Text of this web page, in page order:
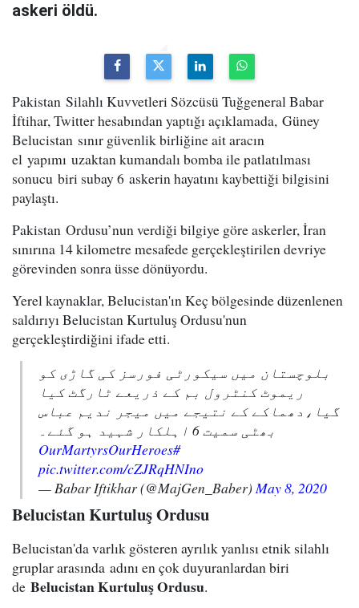
askeri öldü.
Pakistan Silahlı Kuvvetleri Sözcüsü Tuğgeneral Babar
İftihar, Twitter hesabından yaptığı açıklamada, Güney
Belucistan sınır güvenlik birliğine ait aracın
el yapımı uzaktan kumandalı bomba ile patlatılması
sonucu biri subay 6 askerin hayatını kaybettiği bilgisini
paylaştı.
Pakistan Ordusu’nun verdiği bilgiye göre askerler, İran
sınırına 14 kilometre mesafede gerçekleştirilen devriye
görevinden sonra üsse dönüyordu.
Yerel kaynaklar, Belucistan'ın Keç bölgesinde düzenlenen
saldırıyı Belucistan Kurtuluş Ordusu'nun
gerçekleştirdiğini ifade etti.
بلوچستان میں سیکورٹی فورسز کی گاڑی کو
ریموٹ کنٹرول بم کے ذریعے ٹارگٹ کیا
گیا،دھماکے کے نتیجے میں میجر ندیم عباس
بھٹی سمیت 6 اہلکار شہید ہو گئے۔
#OurMartyrsOurHeroes
pic.twitter.com/cZJRqHNIno
— Babar Iftikhar (@MajGen_Baber)May 8, 2020
Belucistan Kurtuluş Ordusu
Belucistan'da varlık gösteren ayrılık yanlısı etnik silahlı
gruplar arasında adını en çok duyuranlardan biri
de Belucistan Kurtuluş Ordusu.